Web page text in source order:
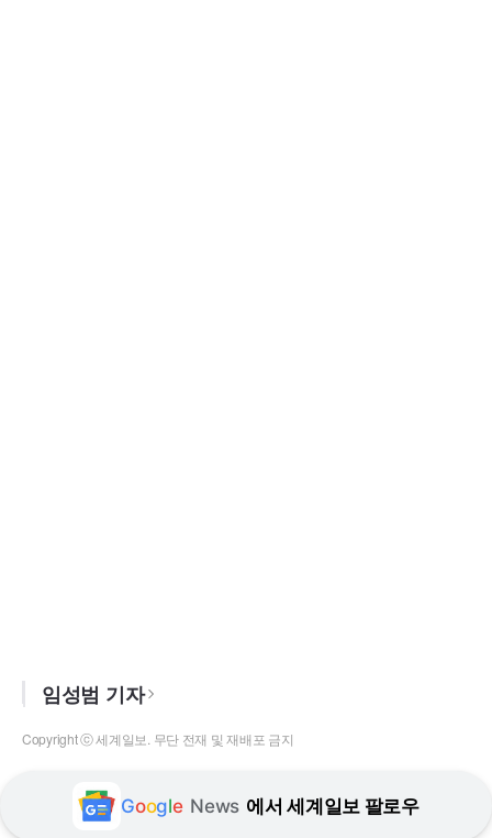
임성범 기자
Copyright ⓒ 세계일보. 무단 전재 및 재배포 금지
Google News 에서 세계일보 팔로우